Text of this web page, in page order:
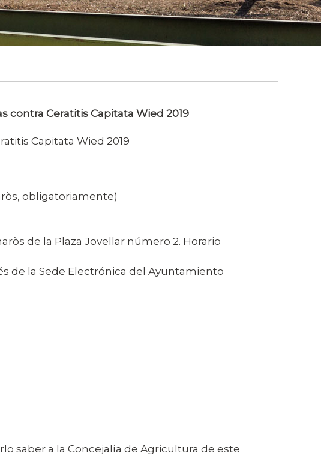
Ceratitis Capitata Wied 2019
Capitata Wied 2019
obligatoriamente)
de la Plaza Jovellar número 2. Horario
de la Sede Electrónica del Ayuntamiento
saber a la Concejalía de Agricultura de este